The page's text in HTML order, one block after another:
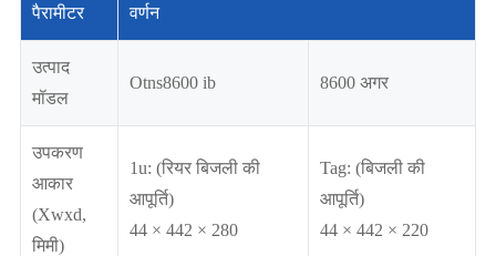
पैरामीटर वर्णन
उत्पाद
मॉडल
Otns8600 ib 8600 अगर
उपकरण
आकार
(Xwxd,
मिमी)
1u: (रियर बिजली की
आपूर्ति)
44 × 442 × 280
Tag: (बिजली की
आपूर्ति)
44 × 442 × 220